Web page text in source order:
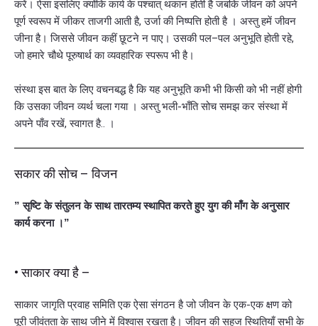
करें। ऐसा इसलिए क्योंकि कार्य के पश्चात् थकान होती है जबकि जीवन को अपने
पूर्ण स्वरूप में जीकर ताजगी आती है, उर्जा की निष्पत्ति होती है । अस्तु हमें जीवन
जीना है। जिससे जीवन कहीं छूटने न पाए। उसकी पल–पल अनुभूति होती रहे,
जो हमारे चौथे पूरुषार्थ का व्यवहारिक स्परूप भी है।
संस्था इस बात के लिए वचनबद्ध है कि यह अनुभूति कभी भी किसी को भी नहीं होगी
कि उसका जीवन व्यर्थ चला गया । अस्तु भली-भाँति सोच समझ कर संस्था में
अपने पाँव रखें, स्वागत है.. ।
सकार की सोच – विजन
” सृष्टि के संतुलन के साथ तारतम्य स्थापित करते हुए युग की माँग के अनुसार
कार्य करना ।”
• साकार क्या है –
साकार जागृति प्रवाह समिति एक ऐसा संगठन है जो जीवन के एक-एक क्षण को
पूरी जीवंतता के साथ जीने में विश्वास रखता है। जीवन की सहज स्थितियाँ सभी के